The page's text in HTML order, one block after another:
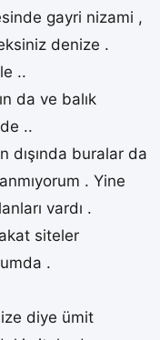
gayri nizami ,
denize .
..
da ve balık
..
dışında buralar da
. Yine
vardı .
siteler
.
diye ümit